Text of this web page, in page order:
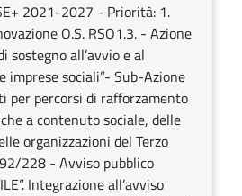
2021-2027 - Priorità: 1.
O.S. RSO1.3. - Azione
sostegno all’avvio e al
imprese sociali”- Sub-Azione
per percorsi di rafforzamento
a contenuto sociale, delle
organizzazioni del Terzo
228 - Avviso pubblico
Integrazione all’avviso